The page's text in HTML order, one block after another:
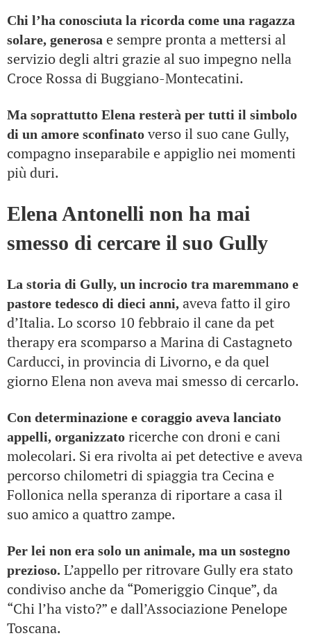
Chi l’ha conosciuta la ricorda come una ragazza
solare, generosa e sempre pronta a mettersi al
servizio degli altri grazie al suo impegno nella
Croce Rossa di Buggiano-Montecatini.
Ma soprattutto Elena resterà per tutti il simbolo
di un amore sconfinato verso il suo cane Gully,
compagno inseparabile e appiglio nei momenti
più duri.
Elena Antonelli non ha mai
smesso di cercare il suo Gully
La storia di Gully, un incrocio tra maremmano e
pastore tedesco di dieci anni, aveva fatto il giro
d’Italia. Lo scorso 10 febbraio il cane da pet
therapy era scomparso a Marina di Castagneto
Carducci, in provincia di Livorno, e da quel
giorno Elena non aveva mai smesso di cercarlo.
Con determinazione e coraggio aveva lanciato
appelli, organizzato ricerche con droni e cani
molecolari. Si era rivolta ai pet detective e aveva
percorso chilometri di spiaggia tra Cecina e
Follonica nella speranza di riportare a casa il
suo amico a quattro zampe.
Per lei non era solo un animale, ma un sostegno
prezioso. L’appello per ritrovare Gully era stato
condiviso anche da “Pomeriggio Cinque”, da
“Chi l’ha visto?” e dall’Associazione Penelope
Toscana.